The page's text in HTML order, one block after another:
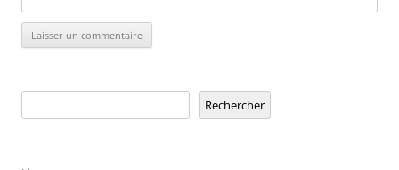
Rechercher